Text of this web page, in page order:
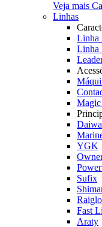
Veja mais
Linhas
Linha
Linha
Daiwa
YGK
Sufix
Fast
Araty